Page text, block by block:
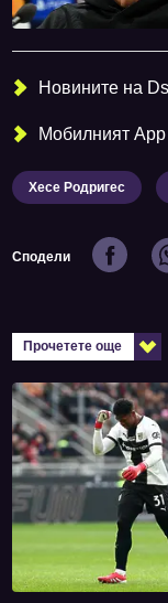
Новините на
Мобилният Аpp
Хесе Родригес
Сподели
Прочетете още